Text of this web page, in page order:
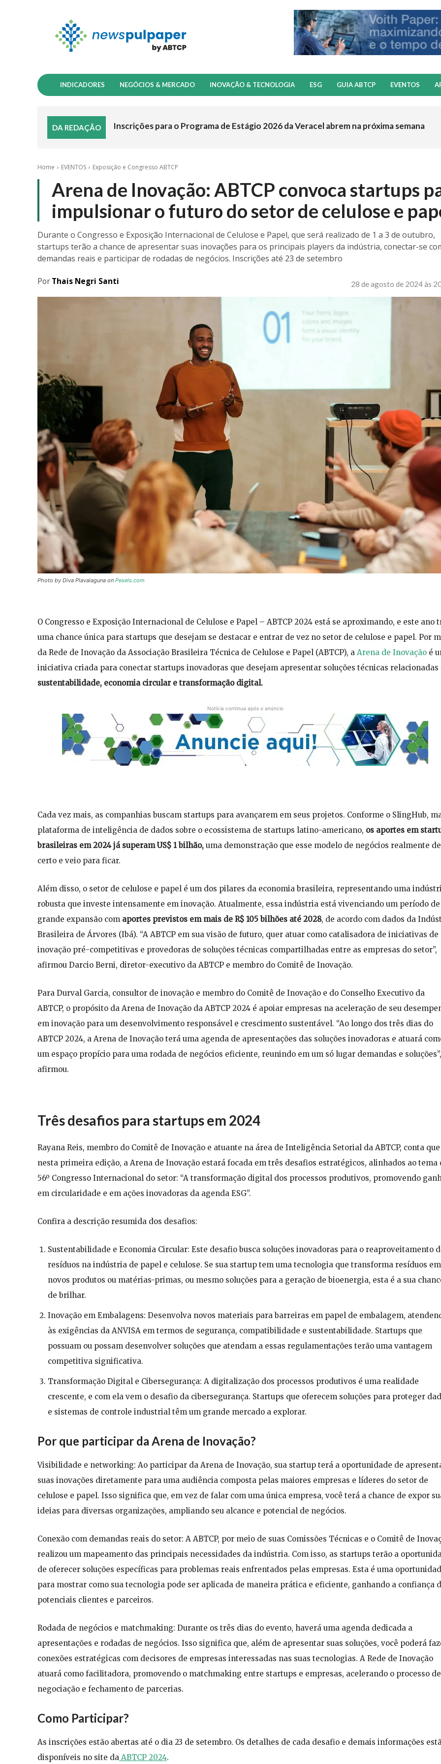
INDICADORES NEGÓCIOS & MERCADO INOVAÇÃO & TECNOLOGIA ESG GUIA ABTCP EVENTOS
DA REDAÇÃO Inscrições para o Programa de Estágio 2026 da Veracel abrem na próxima semana
Home EVENTOS Exposição e Congresso ABTCP
Arena de Inovação: ABTCP convoca startups
impulsionar o futuro do setor de celulose e
Durante o Congresso e Exposição Internacional de Celulose e Papel, que será realizado de 1 a 3 de outubro,
startups terão a chance de apresentar suas inovações para os principais players da indústria, conectar-se
demandas reais e participar de rodadas de negócios. Inscrições até 23 de setembro
PorThais Negri Santi 28 de agosto de 2024 às
Photo by Diva Plavalaguna on Pexels.com
O Congresso e Exposição Internacional de Celulose e Papel – ABTCP 2024 está se aproximando, e este ano
uma chance única para startups que desejam se destacar e entrar de vez no setor de celulose e papel. Por
da Rede de Inovação da Associação Brasileira Técnica de Celulose e Papel (ABTCP), a Arena de Inovação é
iniciativa criada para conectar startups inovadoras que desejam apresentar soluções técnicas relacionadas
sustentabilidade, economia circular e transformação digital.
Notícia continua após o anúncio
Cada vez mais, as companhias buscam startups para avançarem em seus projetos. Conforme o SlingHub,
plataforma de inteligência de dados sobre o ecossistema de startups latino-americano, os aportes em
brasileiras em 2024 já superam US$ 1 bilhão, uma demonstração que esse modelo de negócios realmente
certo e veio para ficar.
Além disso, o setor de celulose e papel é um dos pilares da economia brasileira, representando uma
robusta que investe intensamente em inovação. Atualmente, essa indústria está vivenciando um período de
grande expansão com aportes previstos em mais de R$ 105 bilhões até 2028, de acordo com dados da
Brasileira de Árvores (Ibá). “A ABTCP em sua visão de futuro, quer atuar como catalisadora de iniciativas de
inovação pré-competitivas e provedoras de soluções técnicas compartilhadas entre as empresas do setor”,
afirmou Darcio Berni, diretor-executivo da ABTCP e membro do Comitê de Inovação.
Para Durval Garcia, consultor de inovação e membro do Comitê de Inovação e do Conselho Executivo da
ABTCP, o propósito da Arena de Inovação da ABTCP 2024 é apoiar empresas na aceleração de seu
em inovação para um desenvolvimento responsável e crescimento sustentável. “Ao longo dos três dias do
ABTCP 2024, a Arena de Inovação terá uma agenda de apresentações das soluções inovadoras e atuará
um espaço propício para uma rodada de negócios eficiente, reunindo em um só lugar demandas e soluções”,
afirmou.
Três desafios para startups em 2024
Rayana Reis, membro do Comitê de Inovação e atuante na área de Inteligência Setorial da ABTCP, conta que
nesta primeira edição, a Arena de Inovação estará focada em três desafios estratégicos, alinhados ao tema
56º Congresso Internacional do setor: “A transformação digital dos processos produtivos, promovendo
em circularidade e em ações inovadoras da agenda ESG”.
Confira a descrição resumida dos desafios:
Sustentabilidade e Economia Circular: Este desafio busca soluções inovadoras para o reaproveitamento
resíduos na indústria de papel e celulose. Se sua startup tem uma tecnologia que transforma resíduos em
novos produtos ou matérias-primas, ou mesmo soluções para a geração de bioenergia, esta é a sua
de brilhar.
Inovação em Embalagens: Desenvolva novos materiais para barreiras em papel de embalagem,
às exigências da ANVISA em termos de segurança, compatibilidade e sustentabilidade. Startups que
possuam ou possam desenvolver soluções que atendam a essas regulamentações terão uma vantagem
competitiva significativa.
Transformação Digital e Cibersegurança: A digitalização dos processos produtivos é uma realidade
crescente, e com ela vem o desafio da cibersegurança. Startups que oferecem soluções para proteger
e sistemas de controle industrial têm um grande mercado a explorar.
Por que participar da Arena de Inovação?
Visibilidade e networking: Ao participar da Arena de Inovação, sua startup terá a oportunidade de
suas inovações diretamente para uma audiência composta pelas maiores empresas e líderes do setor de
celulose e papel. Isso significa que, em vez de falar com uma única empresa, você terá a chance de expor
ideias para diversas organizações, ampliando seu alcance e potencial de negócios.
Conexão com demandas reais do setor: A ABTCP, por meio de suas Comissões Técnicas e o Comitê de
realizou um mapeamento das principais necessidades da indústria. Com isso, as startups terão a
de oferecer soluções específicas para problemas reais enfrentados pelas empresas. Esta é uma
para mostrar como sua tecnologia pode ser aplicada de maneira prática e eficiente, ganhando a confiança
potenciais clientes e parceiros.
Rodada de negócios e matchmaking: Durante os três dias do evento, haverá uma agenda dedicada a
apresentações e rodadas de negócios. Isso significa que, além de apresentar suas soluções, você poderá
conexões estratégicas com decisores de empresas interessadas nas suas tecnologias. A Rede de Inovação
atuará como facilitadora, promovendo o matchmaking entre startups e empresas, acelerando o processo de
negociação e fechamento de parcerias.
Como Participar?
As inscrições estão abertas até o dia 23 de setembro. Os detalhes de cada desafio e demais informações
disponíveis no site da ABTCP 2024.